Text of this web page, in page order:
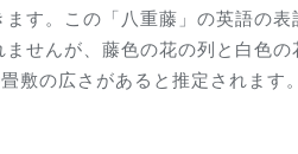
ます。この「八重藤」の英語の
ませんが、藤色の花の列と白色
敷の広さがあると推定されます。